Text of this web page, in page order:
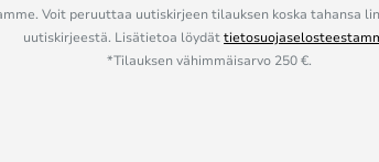
Voit peruuttaa uutiskirjeen tilauksen koska tahansa
uutiskirjeestä. Lisätietoa löydät
*Tilauksen vähimmäisarvo 250 €.